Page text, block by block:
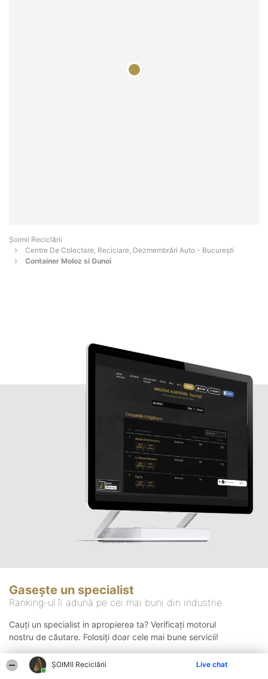
ȘOIMII Reciclării Live chat
Șoimii Reciclării
Centre De Colectare, Reciclare, Dezmembrări Auto - Bucureşti
Container Moloz si Gunoi
Gasește un specialist
Ranking-ul îi adună pe cei mai buni din industrie
Cauți un specialist in apropierea ta? Verificați motorul
nostru de căutare. Folosiți doar cele mai bune servicii!